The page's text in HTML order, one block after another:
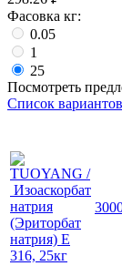
Фасовка кг:
0.05
1
25
Посмотреть
Список